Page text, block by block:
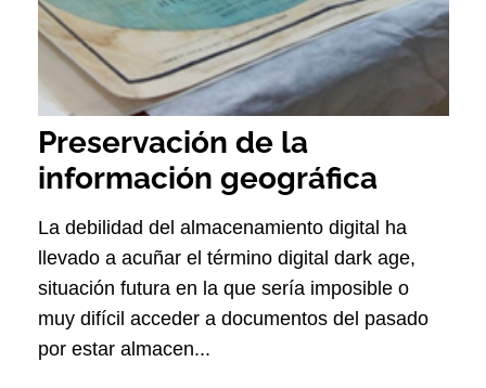
Preservación de la
información geográfica
La debilidad del almacenamiento digital ha
llevado a acuñar el término digital dark age,
situación futura en la que sería imposible o
muy difícil acceder a documentos del pasado
por estar almacen...